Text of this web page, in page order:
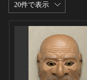
20件で表示